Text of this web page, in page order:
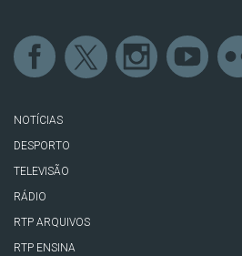
NOTÍCIAS
DESPORTO
TELEVISÃO
RÁDIO
RTP ARQUIVOS
RTP ENSINA